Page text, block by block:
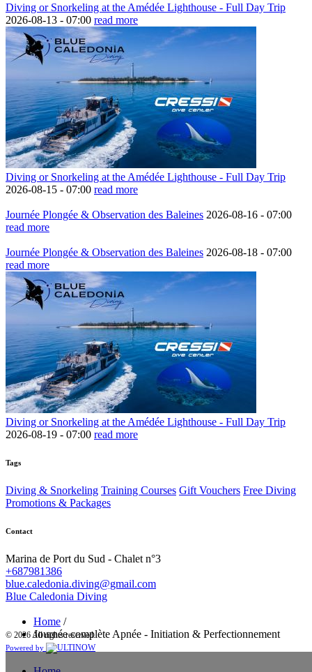
Home /
Journée complète Apnée - Initiation & Perfectionnement
Diving or Snorkeling at the Amédée Lighthouse - Full Day Trip
2026-08-13 - 07:00 read more
Diving or Snorkeling at the Amédée Lighthouse - Full Day Trip
2026-08-15 - 07:00 read more
Journée Plongée & Observation des Baleines 2026-08-16 - 07:00
read more
Journée Plongée & Observation des Baleines 2026-08-18 - 07:00
read more
Diving or Snorkeling at the Amédée Lighthouse - Full Day Trip
2026-08-19 - 07:00 read more
Tags
Diving & Snorkeling Training Courses Gift Vouchers Free Diving
Promotions & Packages
Contact
Marina de Port du Sud - Chalet n°3
+687981386
blue.caledonia.diving@gmail.com
Blue Caledonia Diving
© 2026 All rights reserved.
Powered by